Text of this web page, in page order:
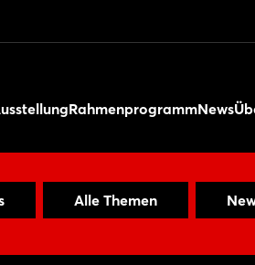
RahmenprogrammNews
Alle Themen